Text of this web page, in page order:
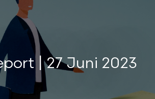
| 27 Juni 2023